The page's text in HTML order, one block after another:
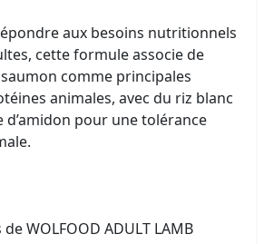
aux besoins nutritionnels
cette formule associe de
saumon comme principales
animales, avec du riz blanc
d’amidon pour une tolérance
WOLFOOD ADULT LAMB